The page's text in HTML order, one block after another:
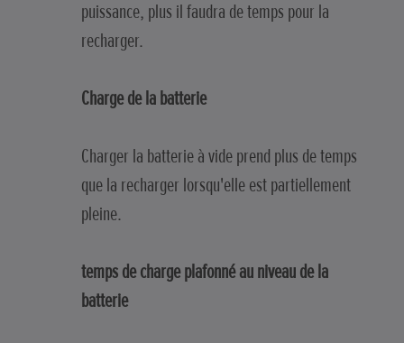
puissance, plus il faudra de temps pour la
recharger.
Charge de la batterie
Charger la batterie à vide prend plus de temps
que la recharger lorsqu'elle est partiellement
pleine.
temps de charge plafonné au niveau de la
batterie